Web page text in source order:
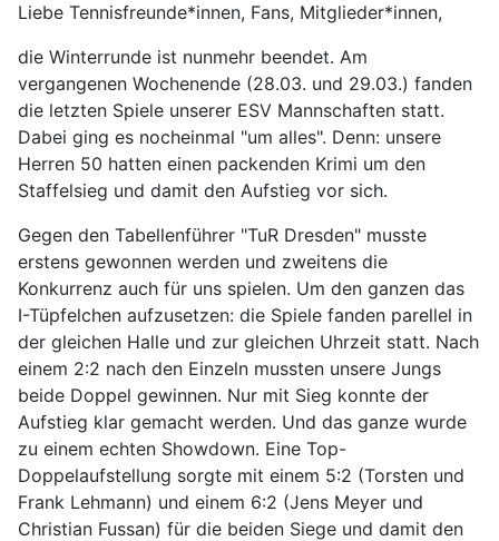
Liebe Tennisfreunde*innen, Fans, Mitglieder*innen,
die Winterrunde ist nunmehr beendet. Am
vergangenen Wochenende (28.03. und 29.03.) fanden
die letzten Spiele unserer ESV Mannschaften statt.
Dabei ging es nocheinmal "um alles". Denn: unsere
Herren 50 hatten einen packenden Krimi um den
Staffelsieg und damit den Aufstieg vor sich.
Gegen den Tabellenführer "TuR Dresden" musste
erstens gewonnen werden und zweitens die
Konkurrenz auch für uns spielen. Um den ganzen das
I-Tüpfelchen aufzusetzen: die Spiele fanden parellel in
der gleichen Halle und zur gleichen Uhrzeit statt. Nach
einem 2:2 nach den Einzeln mussten unsere Jungs
beide Doppel gewinnen. Nur mit Sieg konnte der
Aufstieg klar gemacht werden. Und das ganze wurde
zu einem echten Showdown. Eine Top-
Doppelaufstellung sorgte mit einem 5:2 (Torsten und
Frank Lehmann) und einem 6:2 (Jens Meyer und
Christian Fussan) für die beiden Siege und damit den